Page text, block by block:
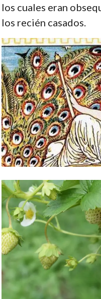
los cuales eran
los recién casados.